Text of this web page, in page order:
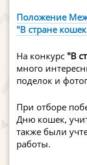
Положение
"В стране
На конкурс "В
много
поделок и
При отборе
Дню кошек,
также были
работы.